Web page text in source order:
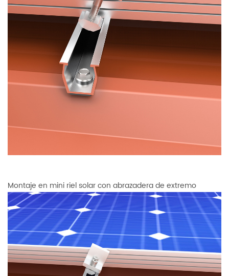
Montaje en mini riel solar con abrazadera de extremo